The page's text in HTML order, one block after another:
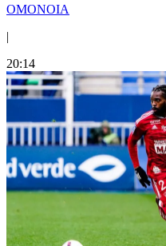
ΟΜΟΝΟΙΑ
|
20:14